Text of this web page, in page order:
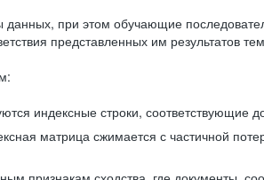
при этом обучающие
представленных им результатов
индексные строки,
матрица сжимается с частичной